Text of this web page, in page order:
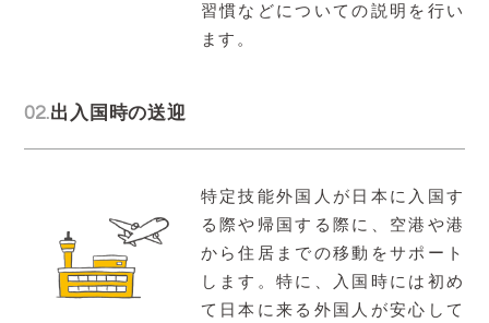
習慣などについての説明を行い
ます。
02.出入国時の送迎
特定技能外国人が日本に入国す
る際や帰国する際に、空港や港
から住居までの移動をサポート
します。特に、入国時には初め
て日本に来る外国人が安心して